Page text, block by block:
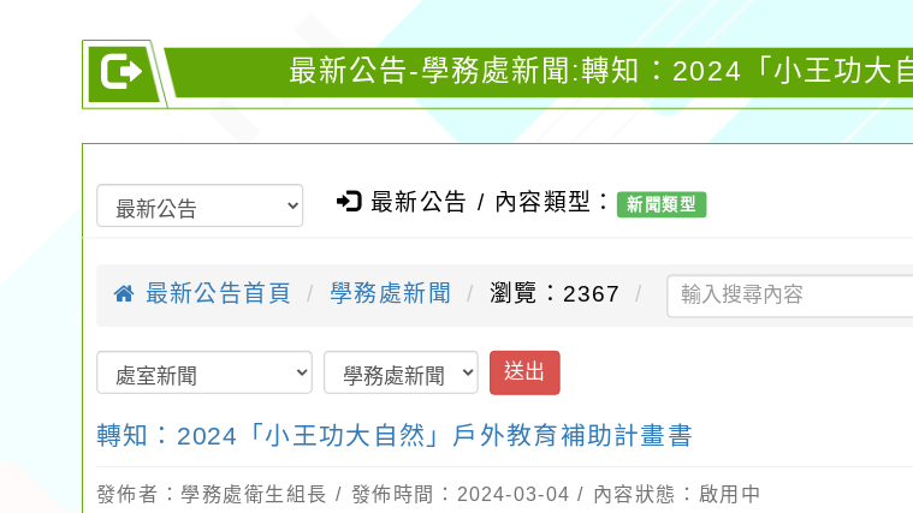
最新公告-學務處新聞:轉知：2024「小王功大
最新公告 / 內容類型： 新聞類型
最新公告首頁 學務處新聞 瀏覽：2367
送出
轉知：2024「小王功大自然」戶外教育補助計畫書
發佈者：學務處衛生組長 / 發佈時間：2024-03-04 / 內容狀態：啟用中